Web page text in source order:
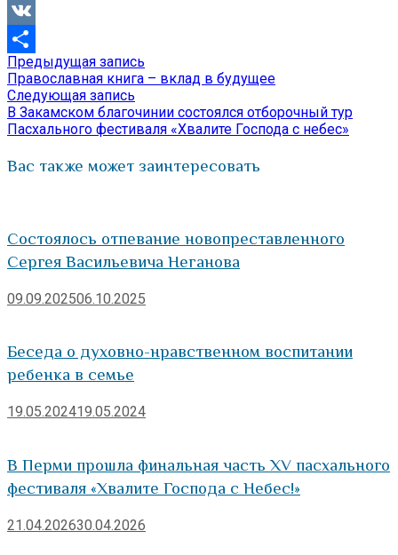
Viber
VK
Отправить
Навигация
по
записям
Предыдущая запись
запись:
Православная книга – вклад в будущее
Следующая запись
запись:
В Закамском благочинии состоялся отборочный тур
Пасхального фестиваля «Хвалите Господа с небес»
Вас также может заинтересовать
Состоялось отпевание новопреставленного
Сергея Васильевича Неганова
09.09.202506.10.2025
Беседа о духовно-нравственном воспитании
ребенка в семье
19.05.202419.05.2024
В Перми прошла финальная часть XV пасхального
фестиваля «Хвалите Господа с Небес!»
21.04.202630.04.2026